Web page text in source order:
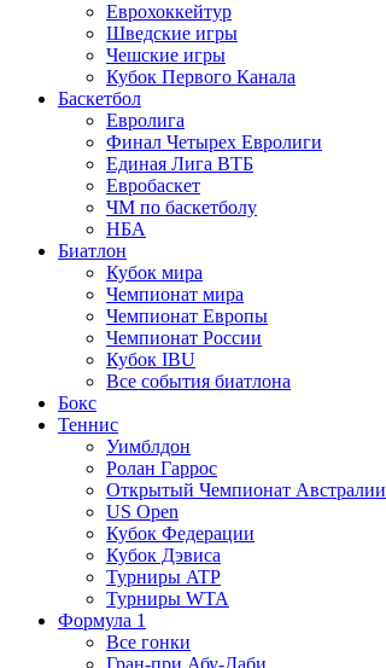
Еврохоккейтур
Шведские игры
Чешские игры
Кубок Первого Канала
Баскетбол
Евролига
Финал Четырех Евролиги
Единая Лига ВТБ
Евробаскет
ЧМ по баскетболу
НБА
Биатлон
Кубок мира
Чемпионат мира
Чемпионат Европы
Чемпионат России
Кубок IBU
Все события биатлона
Бокс
Теннис
Уимблдон
Ролан Гаррос
Открытый Чемпионат Австралии
US Open
Кубок Федерации
Кубок Дэвиса
Турниры ATP
Турниры WTA
Формула 1
Все гонки
Гран-при Абу-Даби